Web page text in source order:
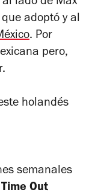
adoptó y al
. Por
pero,
holandés
semanales
Time Out